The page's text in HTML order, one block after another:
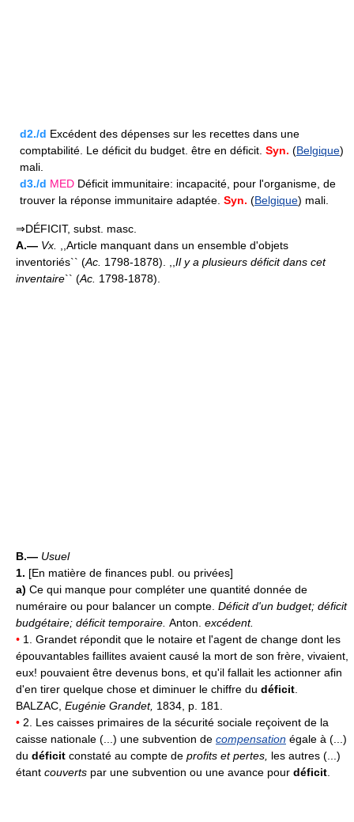
d2./d Excédent des dépenses sur les recettes dans une
comptabilité. Le déficit du budget. être en déficit. Syn. (Belgique)
mali.
d3./d MED Déficit immunitaire: incapacité, pour l'organisme, de
trouver la réponse immunitaire adaptée. Syn. (Belgique) mali.
⇒DÉFICIT, subst. masc.
A.— Vx.
,,Article manquant dans un ensemble d'objets
inventoriés`` (Ac. 1798-1878). ,, Il y a plusieurs déficit dans cet
inventaire`` (Ac. 1798-1878).
B.— Usuel
1. [En matière de finances publ. ou privées]
a) Ce qui manque pour compléter une quantité donnée de
numéraire ou pour balancer un compte. Déficit d'un budget; déficit
budgétaire; déficit temporaire. Anton. excédent.
• 1. Grandet répondit que le notaire et l'agent de change dont les
épouvantables faillites avaient causé la mort de son frère, vivaient,
eux! pouvaient être devenus bons, et qu'il fallait les actionner afin
d'en tirer quelque chose et diminuer le chiffre du déficit
BALZAC, Eugénie Grandet, 1834, p. 181.
• 2. Les caisses primaires de la sécurité sociale reçoivent de la
caisse nationale (...) une subvention de compensation égale à (...)
du déficit constaté au compte de profits et pertes, les autres (...)
étant couverts par une subvention ou une avance pour déficit